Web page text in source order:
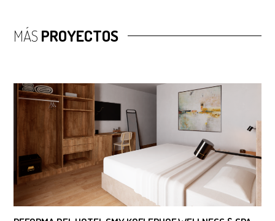
MÁS PROYECTOS